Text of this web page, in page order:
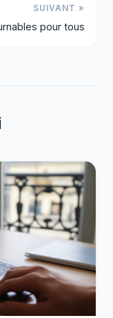
SUIVANT »
pour tous